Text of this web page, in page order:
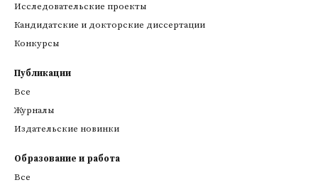
Исследовательские проекты
Кандидатские и докторские диссертации
Конкурсы
Публикации
Все
Журналы
Издательские новинки
Образование и работа
Все